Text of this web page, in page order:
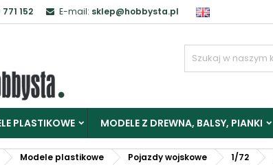
152 E-mail: sklep@hobbysta.pl
PLASTIKOWE MODELE Z DREWNA, BALSY, PIANKI
Modele plastikowe Pojazdy wojskowe 1/72